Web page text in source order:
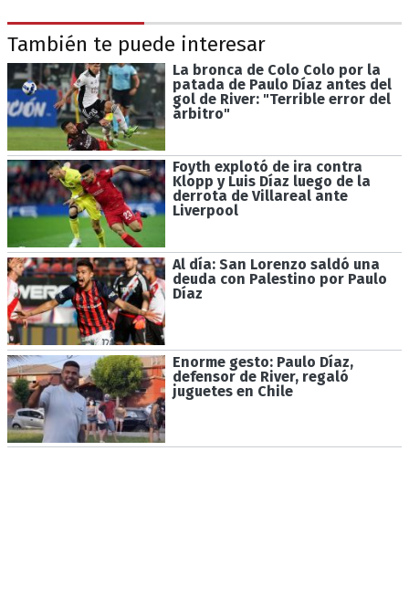
También te puede interesar
La bronca de Colo Colo por la
patada de Paulo Díaz antes del
gol de River: "Terrible error del
árbitro"
Foyth explotó de ira contra
Klopp y Luis Díaz luego de la
derrota de Villareal ante
Liverpool
Al día: San Lorenzo saldó una
deuda con Palestino por Paulo
Díaz
Enorme gesto: Paulo Díaz,
defensor de River, regaló
juguetes en Chile